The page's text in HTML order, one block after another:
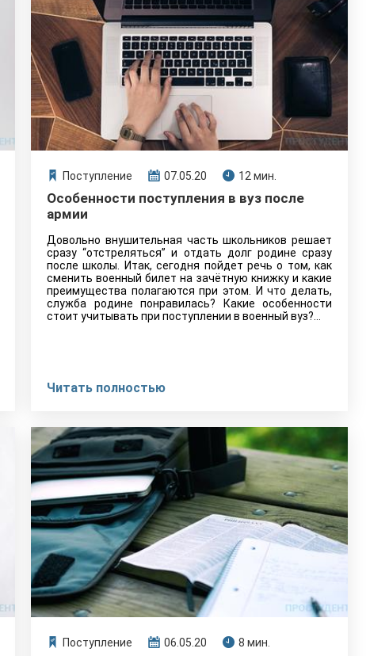
Поступление 07.05.20 12 мин.
Особенности поступления в вуз после
армии
Довольно внушительная часть школьников решает
сразу “отстреляться” и отдать долг родине сразу
после школы. Итак, сегодня пойдет речь о том, как
сменить военный билет на зачётную книжку и какие
преимущества полагаются при этом. И что делать,
служба родине понравилась? Какие особенности
стоит учитывать при поступлении в военный вуз?...
Читать полностью
Поступление 06.05.20 8 мин.